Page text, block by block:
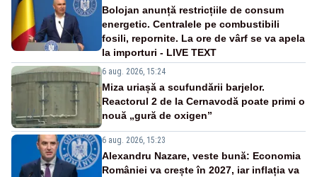
Bolojan anunță restricțiile de consum
energetic. Centralele pe combustibili
fosili, repornite. La ore de vârf se va apela
la importuri - LIVE TEXT
6 aug. 2026, 15:24
Miza uriașă a scufundării barjelor.
Reactorul 2 de la Cernavodă poate primi o
nouă „gură de oxigen”
6 aug. 2026, 15:23
Alexandru Nazare, veste bună: Economia
României va crește în 2027, iar inflația va